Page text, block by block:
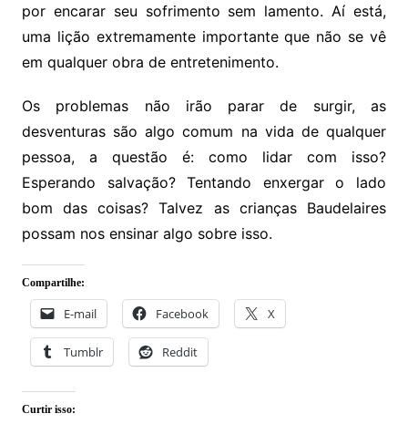
por encarar seu sofrimento sem lamento. Aí está,
uma lição extremamente importante que não se vê
em qualquer obra de entretenimento.
Os problemas não irão parar de surgir, as
desventuras são algo comum na vida de qualquer
pessoa, a questão é: como lidar com isso?
Esperando salvação? Tentando enxergar o lado
bom das coisas? Talvez as crianças Baudelaires
possam nos ensinar algo sobre isso.
Compartilhe:
E-mail Facebook X
Tumblr Reddit
Curtir isso: